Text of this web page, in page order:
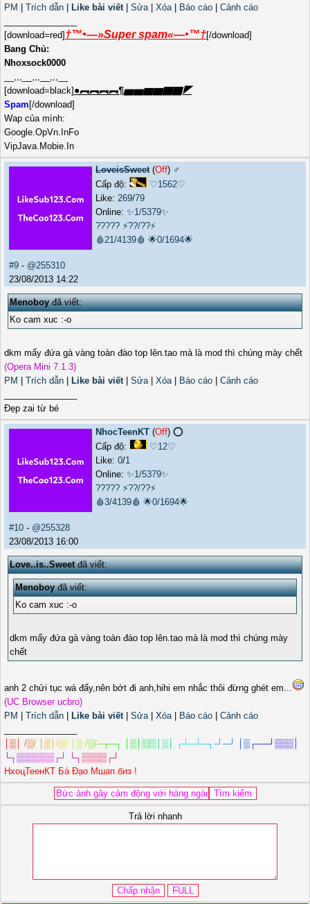
PM
Trích dẫn Like bài viết| Sửa| Xóa| Báo cáo
Cảnh cáo
[download=red] †™•—»Super spam«—•™†[/download]
Bang Chủ:
Nhoxsock0000
__,,,__,,,__,,,__
[download=black] ●︻︻︻︻¶▅▅▆▆▇▇◤
Spam [/download]
Wap của mình:
Google.OpVn.InFo
VipJava.Mobie.In
LoveisSweet(Off) ♂️
Cấp độ:
♡1562♡
Like: 269/79
Online: ✨1/5379✨
????? ⚡??/??⚡
🩸21/4139🩸 🌟0/1694🌟
#9 - @255310
23/08/2013 14:22
Menoboyđã viết:
Ko cam xuc :-o
dkm mấy đứa gà vàng toàn đào top lên.tao mà là mod thì chúng mày chết
(Opera Mini 7.1.3)
PM
Trích dẫn Like bài viết| Sửa| Xóa| Báo cáo
Cảnh cáo
Đẹp zai từ bé
NhocTeenKT (Off) ⭕️
Cấp độ:
♡12♡
Like: 0/1
Online: ✨1/5379✨
????? ⚡??/??⚡
🩸3/4139🩸 🌟0/1694🌟
#10 - @255328
23/08/2013 16:00
Love..is..Sweetđã viết:
Menoboyđã viết:
Ko cam xuc :-o
dkm mấy đứa gà vàng toàn đào top lên.tao mà là mod thì chúng mày
chết
anh 2 chửi tục wá đấy,nên bớt đi anh,hihi em nhắc thôi đừng ghét em...
(UC Browser ucbro)
PM
Trích dẫn Like bài viết| Sửa| Xóa| Báo cáo
Cảnh cáo
▒│ /▒/ ▒│ /▒/ ▒ /▒/─┬─┐ ▒│ ▒|▒│ ▒│ ┌┴─┴─┐ -┘ ─┘ ▒┌──┘ ▒▒▒│
└┐ ▒▒▒▒▒▒┌┘ └┐ ▒▒▒▒┌┘
НхоцТеенКТ Ба́ Đа̣о Мшап.биз !
Trả lời nhanh